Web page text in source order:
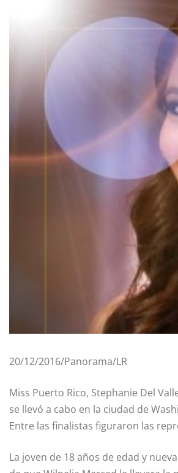
20/12/2016/Panorama/LR
Miss Puerto Rico, Stephanie Del
se llevó a cabo en la ciudad de
Entre las finalistas figuraron las
La joven de 18 años de edad y